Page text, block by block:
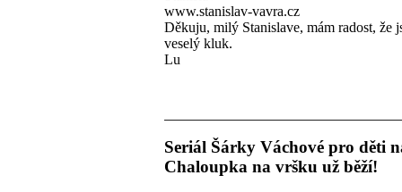
www.stanislav-vavra.cz
Děkuju, milý Stanislave, mám radost, že
veselý kluk.
Lu
Seriál Šárky Váchové pro děti
Chaloupka na vršku už běží!